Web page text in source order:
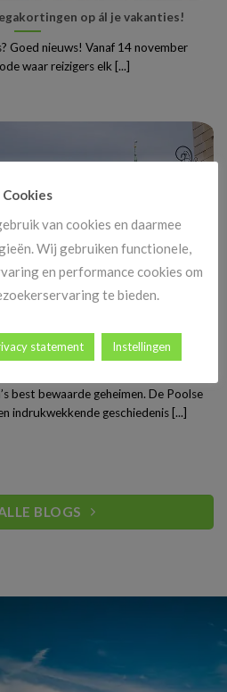
op ál je vakanties!
Goed nieuws! Vanaf 14 november
waar reizigers elk [...]
de verrassende charme van
hoofdstad
best bewaarde geheimen. De Poolse
indrukwekkende geschiedenis [...]
BLOGS
Cookies
van cookies en daarmee
Wij gebruiken functionele,
en performance cookies om
te bieden.
statement Instellingen